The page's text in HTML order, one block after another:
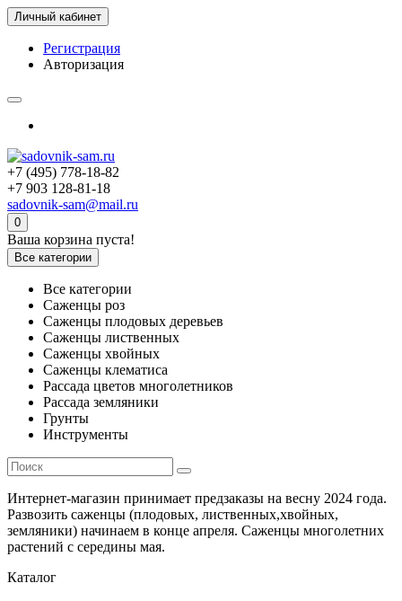
Личный кабинет
Регистрация
Авторизация
+7 (495) 778-18-82
+7 903 128-81-18
sadovnik-sam@mail.ru
0
Ваша корзина пуста!
Все категории
Все категории
Саженцы роз
Саженцы плодовых деревьев
Саженцы лиственных
Саженцы хвойных
Саженцы клематиса
Рассада цветов многолетников
Рассада земляники
Грунты
Инструменты
Интернет-магазин принимает предзаказы на весну 2024 года.
Развозить саженцы (плодовых, лиственных,хвойных,
земляники) начинаем в конце апреля. Саженцы многолетних
растений с середины мая.
Каталог